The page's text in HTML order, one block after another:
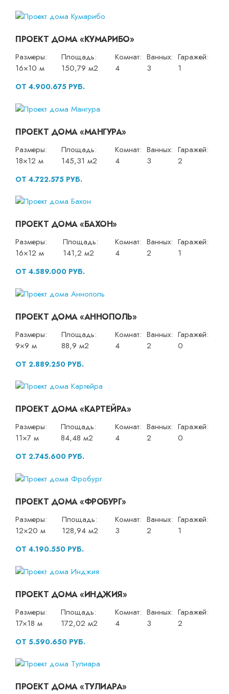
ПРОЕКТ ДОМА «КУМАРИБО»
Размеры:
16×10 м
Площадь:
150,79 м2
Комнат:
4
Ванных:
3
Гаражей:
1
ОТ 4.900.675 РУБ.
ПРОЕКТ ДОМА «МАНГУРА»
Размеры:
18×12 м
Площадь:
145,31 м2
Комнат:
4
Ванных:
3
Гаражей:
2
ОТ 4.722.575 РУБ.
ПРОЕКТ ДОМА «БАХОН»
Размеры:
16×12 м
Площадь:
141,2 м2
Комнат:
4
Ванных:
2
Гаражей:
1
ОТ 4.589.000 РУБ.
ПРОЕКТ ДОМА «АННОПОЛЬ»
Размеры:
9×9 м
Площадь:
88,9 м2
Комнат:
4
Ванных:
2
Гаражей:
0
ОТ 2.889.250 РУБ.
ПРОЕКТ ДОМА «КАРТЕЙРА»
Размеры:
11×7 м
Площадь:
84,48 м2
Комнат:
4
Ванных:
2
Гаражей:
0
ОТ 2.745.600 РУБ.
ПРОЕКТ ДОМА «ФРОБУРГ»
Размеры:
12×20 м
Площадь:
128,94 м2
Комнат:
3
Ванных:
2
Гаражей:
1
ОТ 4.190.550 РУБ.
ПРОЕКТ ДОМА «ИНДЖИЯ»
Размеры:
17×18 м
Площадь:
172,02 м2
Комнат:
4
Ванных:
3
Гаражей:
2
ОТ 5.590.650 РУБ.
ПРОЕКТ ДОМА «ТУЛИАРА»